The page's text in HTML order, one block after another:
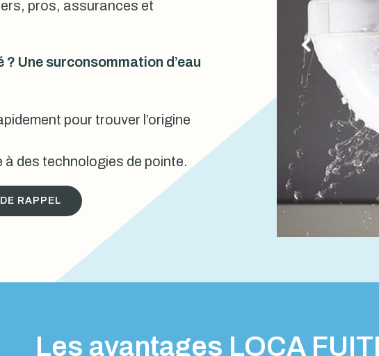
pros, assurances et
? Une surconsommation d’eau
pour trouver l’origine
des technologies de pointe.
RAPPEL
Les avantages LOCA